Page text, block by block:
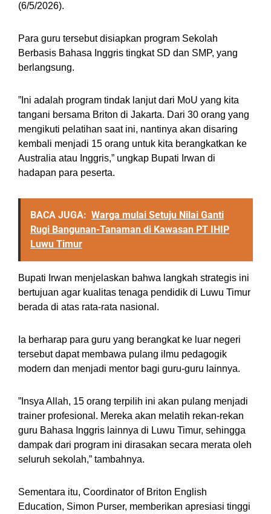
(6/5/2026).
Para guru tersebut disiapkan program Sekolah
Berbasis Bahasa Inggris tingkat SD dan SMP, yang
berlangsung.
‎”Ini adalah program tindak lanjut dari MoU yang kita
tangani bersama Briton di Jakarta. Dari 30 orang yang
mengikuti pelatihan saat ini, nantinya akan disaring
kembali menjadi 15 orang untuk kita berangkatkan ke
Australia atau Inggris,” ungkap Bupati Irwan di
hadapan para peserta.
BACA JUGA: Warga mulai Setuju Nilai Ganti
Rugi Bangunan-Tanaman di Kawasan PT IHIP
Luwu Timur
‎Bupati Irwan menjelaskan bahwa langkah strategis ini
bertujuan agar kualitas tenaga pendidik di Luwu Timur
berada di atas rata-rata nasional.
Ia berharap para guru yang berangkat ke luar negeri
tersebut dapat membawa pulang ilmu pedagogik
modern dan menjadi mentor bagi guru-guru lainnya.
‎”Insya Allah, 15 orang terpilih ini akan pulang menjadi
trainer profesional. Mereka akan melatih rekan-rekan
guru Bahasa Inggris lainnya di Luwu Timur, sehingga
dampak dari program ini dirasakan secara merata oleh
seluruh sekolah,” tambahnya.
‎Sementara itu, Coordinator of Briton English
Education, Simon Purser, memberikan apresiasi tinggi